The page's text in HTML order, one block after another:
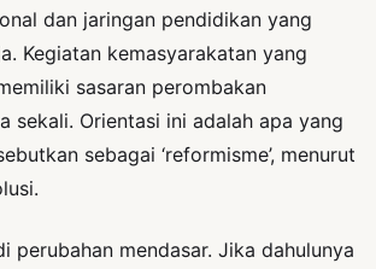
dan jaringan pendidikan yang
Kegiatan kemasyarakatan yang
sasaran perombakan
sekali. Orientasi ini adalah apa yang
sebagai ‘reformisme’, menurut
perubahan mendasar. Jika dahulunya